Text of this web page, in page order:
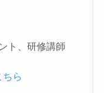
ト、研修講師
ら